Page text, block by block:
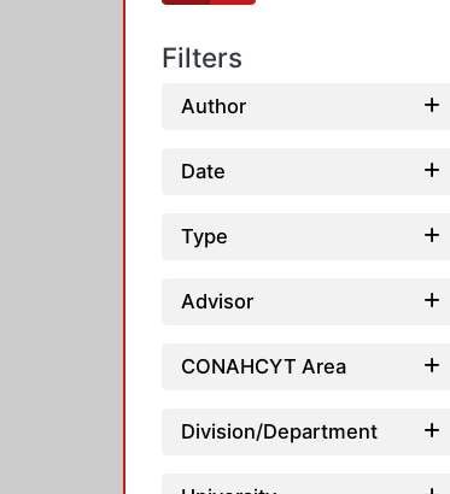
Filters
Author
Date
Type
Advisor
CONAHCYT Area
Division/Department